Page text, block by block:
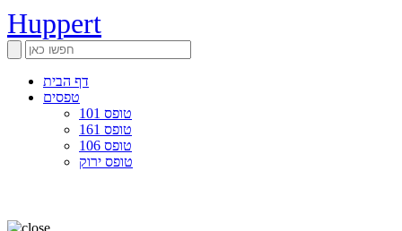
Huppert
דף הבית
טפסים
טופס 101
טופס 161
טופס 106
טופס ירוק